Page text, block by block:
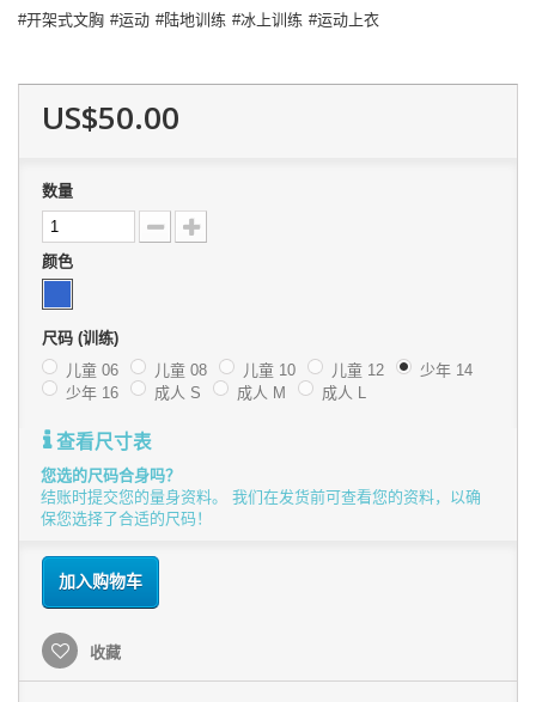
开架式文胸
运动 陆地训练 冰上训练 运动上衣
US$50.00
数量
颜色
尺码 (训练)
儿童 06
儿童 08 儿童 10 儿童 12
少年 14
少年 16
成人 S 成人 M 成人 L
查看尺寸表
您选的尺码合身吗？
结账时提交您的量身资料。 我们在发货前可查看您的资料，以确
保您选择了合适的尺码！
加入购物车
收藏